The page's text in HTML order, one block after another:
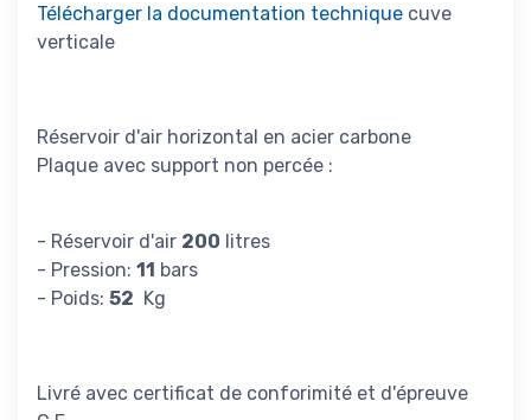
Télécharger la documentation technique cuve
verticale
Réservoir d'air horizontal en acier carbone
Plaque avec support non percée :
- Réservoir d'air 200 litres
- Pression: 11 bars
- Poids: 52 Kg
Livré avec certificat de conforimité et d'épreuve